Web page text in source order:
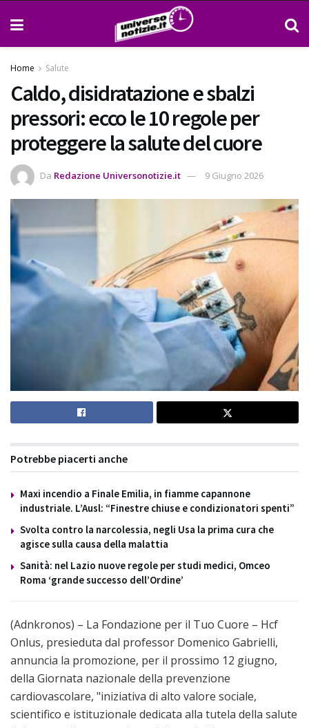
Home Salute
Caldo, disidratazione e sbalzi
pressori: ecco le 10 regole per
proteggere la salute del cuore
Da Redazione Universonotizie.it 9 Giugno 2026
Potrebbe piacerti anche
Maxi incendio a Finale Emilia, in fiamme capannone
industriale. L’Ausl: “Finestre chiuse e condizionatori spenti”
Svolta contro la narcolessia, negli Usa la prima cura che
agisce sulla causa della malattia
Sanità: nel Lazio nuove regole per studi medici, Omceo
Roma ‘grande successo dell’Ordine’
(Adnkronos) – La Fondazione per il Tuo Cuore – Hcf
Onlus, presieduta dal professor Domenico Gabrielli,
annuncia la promozione, per il prossimo 12 giugno,
della Giornata nazionale della prevenzione
cardiovascolare, "iniziativa di alto valore sociale,
scientifico e istituzionale dedicata alla tutela della salute